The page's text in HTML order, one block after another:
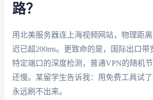
路？
用北美服务器连上海视频网站，物理距
迟已超200ms。更致命的是，国际出口带
特定端口的深度检测，普通VPN的随机
还慢。某留学生告诉我：用免费工具试
永远刷不出来。